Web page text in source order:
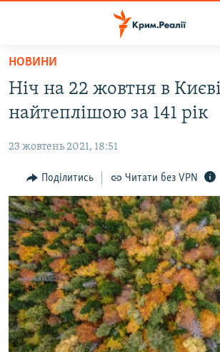
Перейти
основного
матеріалу
до
навігації
Перейти
до
пошуку
ПОЛІТИКА
БЛОГИ
ПОГЛЯД
ІНТЕРВ'Ю
ВСЕ ЗА ДЕНЬ
СПЕЦПРОЕКТИ
ДЕПОРТАЦІЯ
ВІДЕОУРОКИ «ELIFBE»
ЯК ОБІЙТИ БЛОКУВАННЯ
Русский
НОВИНИ
Ніч на 22 жовтня в
найтеплішою за 141 рік
23 жовтень 2021, 18:51
Поділитись Читати без VPN